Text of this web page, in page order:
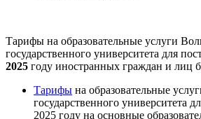
Тарифы на образовательные услуги
государственного университета для
2025 году иностранных граждан и лиц
Тарифы на образовательные
государственного университета
2025 году на основные